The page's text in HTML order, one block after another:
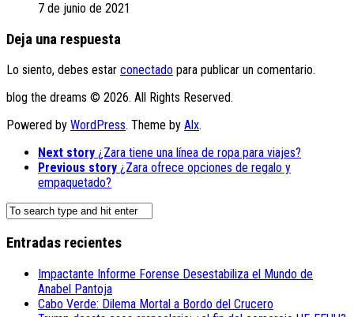
7 de junio de 2021
Deja una respuesta
Lo siento, debes estar conectado para publicar un comentario.
blog the dreams © 2026. All Rights Reserved.
Powered by WordPress. Theme by Alx.
Next story ¿Zara tiene una línea de ropa para viajes?
Previous story ¿Zara ofrece opciones de regalo y
empaquetado?
Entradas recientes
Impactante Informe Forense Desestabiliza el Mundo de
Anabel Pantoja
Cabo Verde: Dilema Mortal a Bordo del Crucero